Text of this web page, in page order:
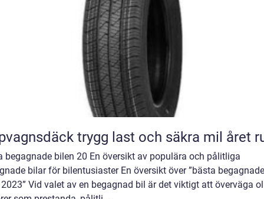
Släpvagnsdäck trygg last och säkra mil året
begagnade bilen 20 En översikt av populära och pålitliga
bilar för bilentusiaster En översikt över ”bästa begagnade
Vid valet av en begagnad bil är det viktigt att överväga